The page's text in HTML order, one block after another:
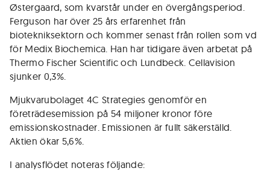
Østergaard, som kvarstår under en övergångsperiod.
Ferguson har över 25 års erfarenhet från
biotekniksektorn och kommer senast från rollen som vd
för Medix Biochemica. Han har tidigare även arbetat på
Thermo Fischer Scientific och Lundbeck. Cellavision
sjunker 0,3%.
Mjukvarubolaget 4C Strategies genomför en
företrädesemission på 54 miljoner kronor före
emissionskostnader. Emissionen är fullt säkerställd.
Aktien ökar 5,6%.
I analysflödet noteras följande: